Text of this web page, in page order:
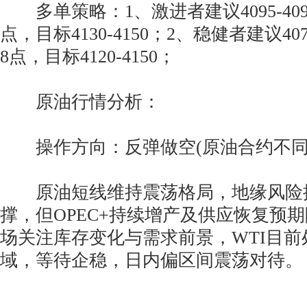
多单策略：1、激进者建议4095-
点，目标4130-4150；2、稳健者建议
8点，目标4120-4150；
原油行情分析：
操作方向：反弹做空(原油合约不
原油短线维持震荡格局，地缘风险
撑，但OPEC+持续增产及供应恢复预
场关注库存变化与需求前景，WTI目
域，等待企稳，日内偏区间震荡对待。